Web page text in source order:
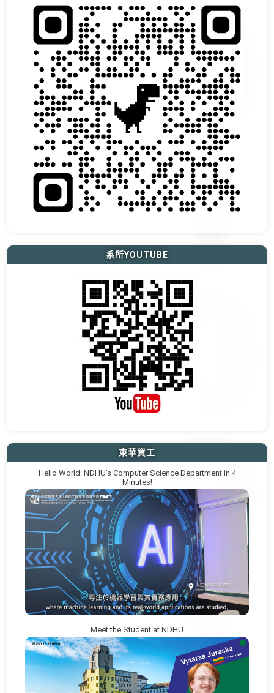
系所YOUTUBE
東華資工
Hello World: NDHU’s Computer Science Department in 4
Minutes!
Meet the Student at NDHU